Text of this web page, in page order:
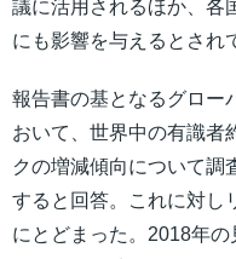
議に活用されるほか、各
にも影響を与えるとされ
報告書の基となるグロー
おいて、世界中の有識者
クの増減傾向について調
すると回答。これに対し
にとどまった。2018年